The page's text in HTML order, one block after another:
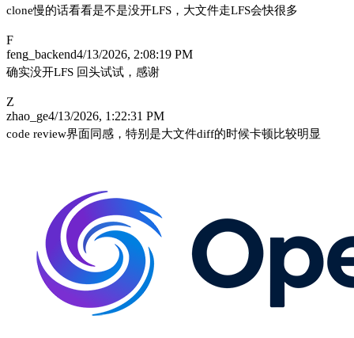
clone慢的话看看是不是没开LFS，大文件走LFS会快很多
F
feng_backend4/13/2026, 2:08:19 PM
确实没开LFS 回头试试，感谢
Z
zhao_ge4/13/2026, 1:22:31 PM
code review界面同感，特别是大文件diff的时候卡顿比较明显